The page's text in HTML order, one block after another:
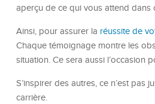
aperçu de ce qui vous attend dans
Ainsi, pour assurer la réussite de
Chaque témoignage montre les
situation. Ce sera aussi l’occasion
S’inspirer des autres, ce n’est
carrière.